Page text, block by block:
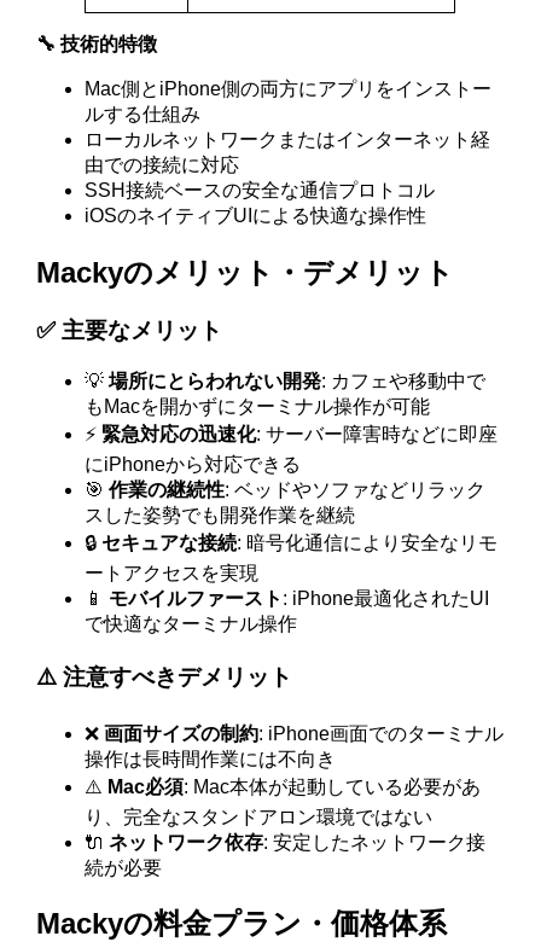
🔧 技術的特徴
Mac側とiPhone側の両方にアプリをインストー
ルする仕組み
ローカルネットワークまたはインターネット経
由での接続に対応
SSH接続ベースの安全な通信プロトコル
iOSのネイティブUIによる快適な操作性
Mackyのメリット・デメリット
✅ 主要なメリット
💡場所にとらわれない開発: カフェや移動中で
もMacを開かずにターミナル操作が可能
⚡ 緊急対応の迅速化: サーバー障害時などに即座
にiPhoneから対応できる
🎯作業の継続性: ベッドやソファなどリラック
スした姿勢でも開発作業を継続
🔒 セキュアな接続: 暗号化通信により安全なリモ
ートアクセスを実現
📱 モバイルファースト : iPhone最適化されたUI
で快適なターミナル操作
⚠️ 注意すべきデメリット
❌画面サイズの制約: iPhone画面でのターミナル
操作は長時間作業には不向き
⚠️ Mac必須: Mac本体が起動している必要があ
り、完全なスタンドアロン環境ではない
🔌ネットワーク依存: 安定したネットワーク接
続が必要
Mackyの料金プラン・価格体系